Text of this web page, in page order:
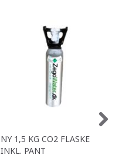
NY 1,5 KG CO2 FLASKE
INKL. PANT